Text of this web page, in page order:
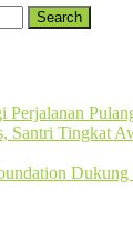
Santri Tingkat